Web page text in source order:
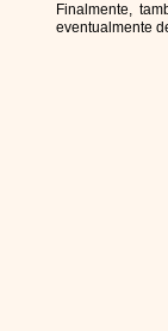
Finalmente,
eventualmente